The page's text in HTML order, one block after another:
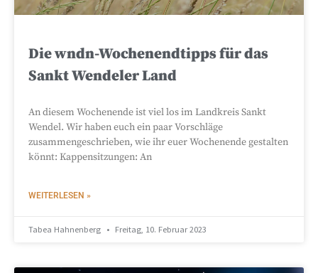
Die wndn-Wochenendtipps für das
Sankt Wendeler Land
An diesem Wochenende ist viel los im Landkreis Sankt
Wendel. Wir haben euch ein paar Vorschläge
zusammengeschrieben, wie ihr euer Wochenende gestalten
könnt: Kappensitzungen: An
WEITERLESEN »
Tabea Hahnenberg Freitag, 10. Februar 2023